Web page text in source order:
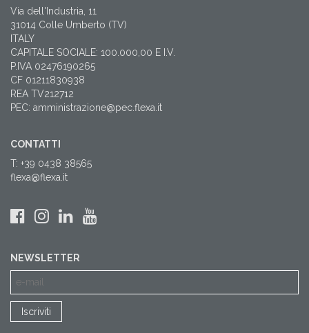
Via dell'Industria, 11
31014 Colle Umberto (TV)
ITALY
CAPITALE SOCIALE: 100.000,00 E I.V.
P.IVA 02476190265
CF 01211830938
REA TV212712
PEC: amministrazione@pec.flexa.it
CONTATTI
T: +39 0438 38565
flexa@flexa.it
NEWSLETTER